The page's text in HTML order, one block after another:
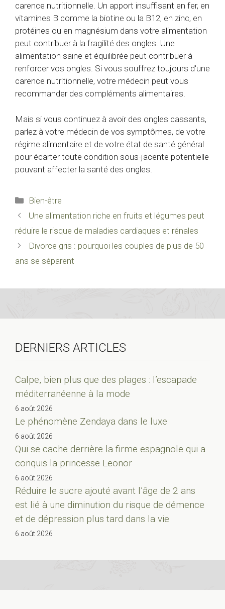
carence nutritionnelle. Un apport insuffisant en fer, en
vitamines B comme la biotine ou la B12, en zinc, en
protéines ou en magnésium dans votre alimentation
peut contribuer à la fragilité des ongles. Une
alimentation saine et équilibrée peut contribuer à
renforcer vos ongles. Si vous souffrez toujours d'une
carence nutritionnelle, votre médecin peut vous
recommander des compléments alimentaires.
Mais si vous continuez à avoir des ongles cassants,
parlez à votre médecin de vos symptômes, de votre
régime alimentaire et de votre état de santé général
pour écarter toute condition sous-jacente potentielle
pouvant affecter la santé des ongles.
Catégories
Bien-être
Une alimentation riche en fruits et légumes peut
réduire le risque de maladies cardiaques et rénales
Divorce gris : pourquoi les couples de plus de 50
ans se séparent
DERNIERS ARTICLES
Calpe, bien plus que des plages : l’escapade
méditerranéenne à la mode
6 août 2026
Le phénomène Zendaya dans le luxe
6 août 2026
Qui se cache derrière la firme espagnole qui a
conquis la princesse Leonor
6 août 2026
Réduire le sucre ajouté avant l’âge de 2 ans
est lié à une diminution du risque de démence
et de dépression plus tard dans la vie
6 août 2026